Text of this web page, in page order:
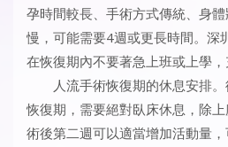
孕時間較長、手術方式傳統、身
慢，可能需要4週或更長時間。深
在恢復期內不要著急上班或上學，
人流手術恢復期的休息安排
恢復期，需要絕對臥床休息，除上
術後第二週可以適當增加活動量